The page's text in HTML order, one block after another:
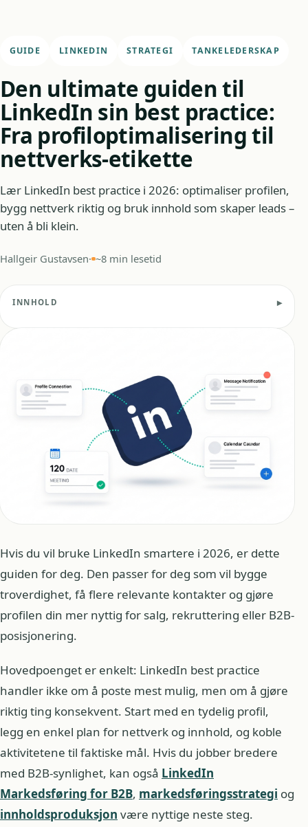
GUIDE LINKEDIN STRATEGI TANKELEDERSKAP
Den ultimate guiden til
LinkedIn sin best practice:
Fra profiloptimalisering til
nettverks-etikette
Lær LinkedIn best practice i 2026: optimaliser profilen,
bygg nettverk riktig og bruk innhold som skaper leads –
uten å bli klein.
Hallgeir Gustavsen· ~8 min lesetid
Hvis du vil bruke LinkedIn smartere i 2026, er dette
guiden for deg. Den passer for deg som vil bygge
troverdighet, få flere relevante kontakter og gjøre
profilen din mer nyttig for salg, rekruttering eller B2B-
posisjonering.
Hovedpoenget er enkelt: LinkedIn best practice
handler ikke om å poste mest mulig, men om å gjøre
riktig ting konsekvent. Start med en tydelig profil,
legg en enkel plan for nettverk og innhold, og koble
aktivitetene til faktiske mål. Hvis du jobber bredere
med B2B-synlighet, kan også LinkedIn
Markedsføring for B2B, markedsføringsstrategi og
innholdsproduksjon være nyttige neste steg.
INNHOLD